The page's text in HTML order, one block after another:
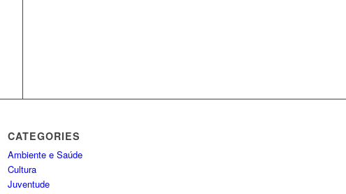
CATEGORIES
Ambiente e Saúde
Cultura
Juventude